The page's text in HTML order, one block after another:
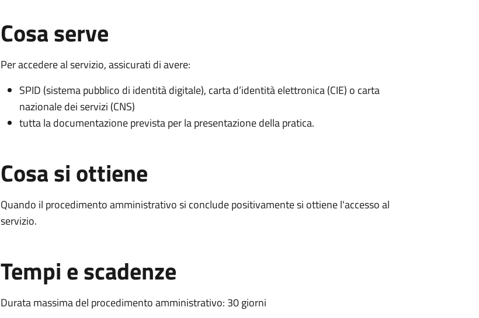
Cosa serve
Per accedere al servizio, assicurati di avere:
SPID (sistema pubblico di identità digitale), carta d’identità elettronica (CIE) o carta
nazionale dei servizi (CNS)
tutta la documentazione prevista per la presentazione della pratica.
Cosa si ottiene
Quando il procedimento amministrativo si conclude positivamente si ottiene l'accesso al
servizio.
Tempi e scadenze
Durata massima del procedimento amministrativo: 30 giorni